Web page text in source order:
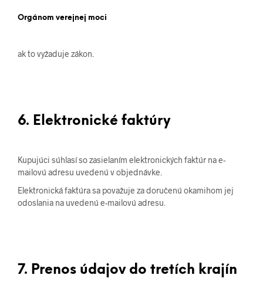
Orgánom verejnej moci
ak to vyžaduje zákon.
6. Elektronické faktúry
Kupujúci súhlasí so zasielaním elektronických faktúr na e-
mailovú adresu uvedenú v objednávke.
Elektronická faktúra sa považuje za doručenú okamihom jej
odoslania na uvedenú e-mailovú adresu.
7. Prenos údajov do tretích krajín